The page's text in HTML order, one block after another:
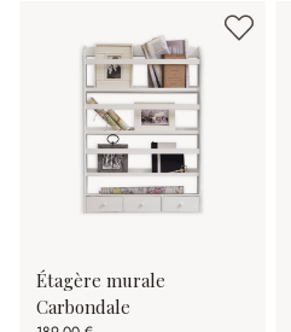
Étagère murale
Carbondale